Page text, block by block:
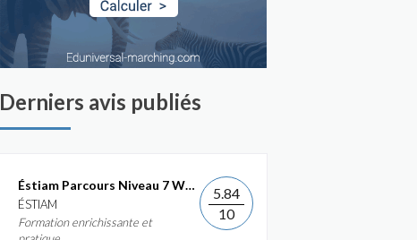
Derniers avis publiés
Éstiam Parcours Niveau 7 Web &...
ÉSTIAM
Formation enrichissante et
5.84
10